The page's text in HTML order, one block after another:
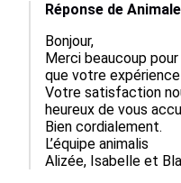
Réponse de
Bonjour,
Merci beaucoup
que votre
Votre satisfaction
heureux de vous
Bien cordialement.
L’équipe animalis
Alizée, Isabelle et